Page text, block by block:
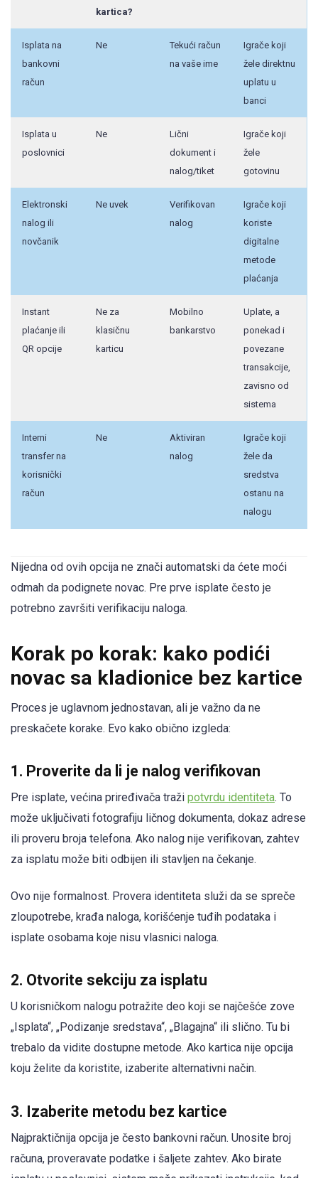
kartica?
Isplata na
bankovni
račun
Ne
Tekući račun
na vaše ime
Igrače koji
žele direktnu
uplatu u
banci
Isplata u
poslovnici
Ne
Lični
dokument i
nalog/tiket
Igrače koji
žele
gotovinu
Elektronski
nalog ili
novčanik
Ne uvek
Verifikovan
nalog
Igrače koji
koriste
digitalne
metode
plaćanja
Instant
plaćanje ili
QR opcije
Ne za
klasičnu
karticu
Mobilno
bankarstvo
Uplate, a
ponekad i
povezane
transakcije,
zavisno od
sistema
Interni
transfer na
korisnički
račun
Ne
Aktiviran
nalog
Igrače koji
žele da
sredstva
ostanu na
nalogu
Nijedna od ovih opcija ne znači automatski da ćete moći
odmah da podignete novac. Pre prve isplate često je
potrebno završiti verifikaciju naloga.
Korak po korak: kako podići
novac sa kladionice bez kartice
Proces je uglavnom jednostavan, ali je važno da ne
preskačete korake. Evo kako obično izgleda:
1. Proverite da li je nalog verifikovan
Pre isplate, većina priređivača traži potvrdu identiteta. To
može uključivati fotografiju ličnog dokumenta, dokaz adrese
ili proveru broja telefona. Ako nalog nije verifikovan, zahtev
za isplatu može biti odbijen ili stavljen na čekanje.
Ovo nije formalnost. Provera identiteta služi da se spreče
zloupotrebe, krađa naloga, korišćenje tuđih podataka i
isplate osobama koje nisu vlasnici naloga.
2. Otvorite sekciju za isplatu
U korisničkom nalogu potražite deo koji se najčešće zove
„Isplata“, „Podizanje sredstava“, „Blagajna“ ili slično. Tu bi
trebalo da vidite dostupne metode. Ako kartica nije opcija
koju želite da koristite, izaberite alternativni način.
3. Izaberite metodu bez kartice
Najpraktičnija opcija je često bankovni račun. Unosite broj
računa, proveravate podatke i šaljete zahtev. Ako birate